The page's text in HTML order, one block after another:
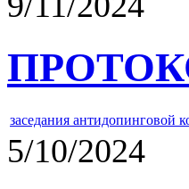
заседания
5/10/2024